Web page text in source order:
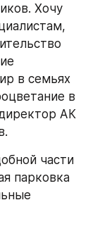
Хочу
в семьях
в
АК
части
парковка